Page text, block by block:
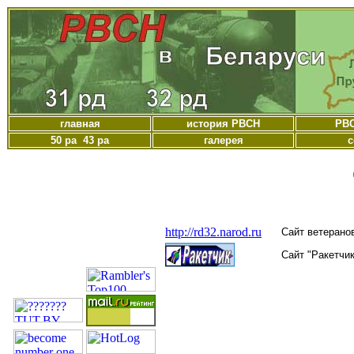
главная история РВСН
50 ра 43 ра
галерея
http://rd32.narod.ru
Сайт
Сайт